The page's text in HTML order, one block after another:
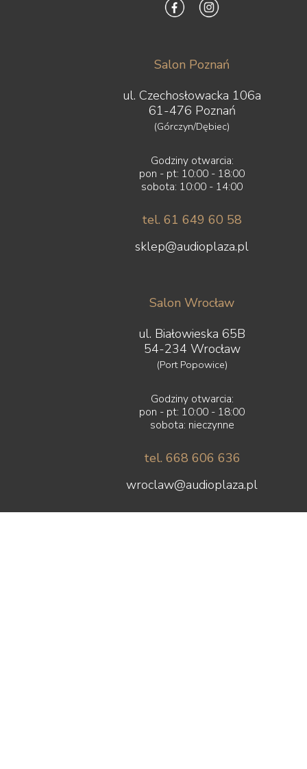
Salon Poznań
ul. Czechosłowacka 106a
61-476 Poznań
(Górczyn/Dębiec)
Godziny otwarcia:
pon - pt: 10:00 - 18:00
sobota: 10:00 - 14:00
tel. 61 649 60 58
sklep@audioplaza.pl
Salon Wrocław
ul. Białowieska 65B
54-234 Wrocław
(Port Popowice)
Godziny otwarcia:
pon - pt: 10:00 - 18:00
sobota: nieczynne
tel. 668 606 636
wroclaw@audioplaza.pl